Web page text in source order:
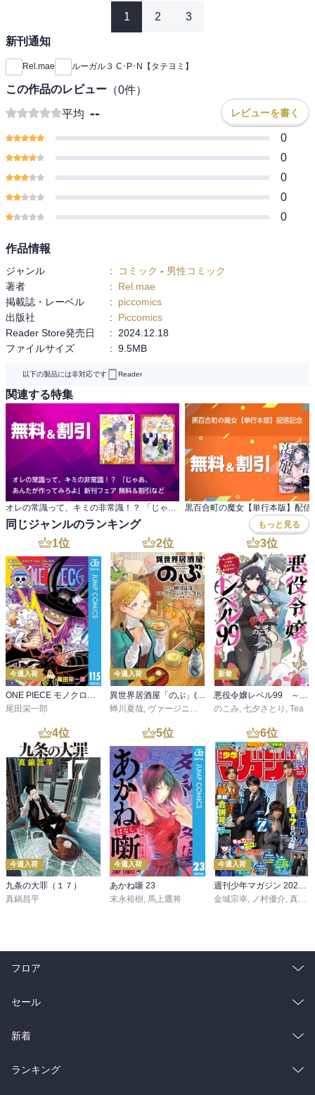
1 2 3
新刊通知
Rel.mae ルーガル３ C･P･N【タテヨミ】
この作品のレビュー （0件）
平均 -- レビューを書く
0
0
0
0
0
作品情報
ジャンル : コミック - 男性コミック
著者
:
Rel.mae
掲載誌・レーベル
:
piccomics
出版社
:
Piccomics
Reader Store発売日
:
2024.12.18
ファイルサイズ
: 9.5MB
以下の製品には非対応です Reader
関連する特集
オレの常識って、キミの非常識！？ 「じゃあ、 あんたが作ってみろよ」新刊フェア 無料＆割引など 黒百合町の魔女【単行本版】配信
同じジャンルのランキング もっと見る
1位
今週入荷
ONE PIECE モノクロ版 115
尾田栄一郎
2位
今週入荷
異世界居酒屋「のぶ」(22)
蝉川夏哉, ヴァージニア二等兵 ,転
3位
新着
悪役令嬢レベル99 ～私は裏ボスですが魔王ではありません～ その６
のこみ, 七夕さとり , Tea
4位
今週入荷
九条の大罪（１７）
真鍋昌平
5位
今週入荷
あかね噺 23
末永裕樹 馬上鷹将
6位
今週入荷
金城宗幸
ノ村優介 真島ヒロ
フロア
総合
ラノベ
雑誌・グラビア
セール
総合
ラノベ
新着
総合
ランキング